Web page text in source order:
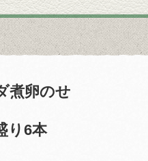
煮卵のせ
り6本